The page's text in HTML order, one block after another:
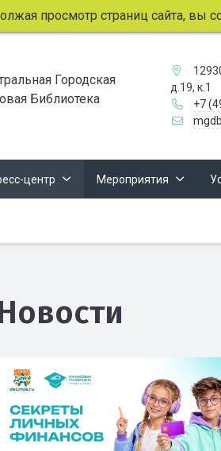
просмотр страниц сайта, вы
Городская
Библиотека
д.19, к.1
+7
центр Мероприятия